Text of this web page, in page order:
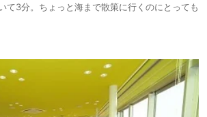
て3分。ちょっと海まで散策に行くのにとっても